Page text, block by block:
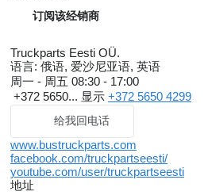
订阅该经销商
Truckparts Eesti OÜ.
语言: 俄语, 爱沙尼亚语, 英语
周一 - 周五 08:30 - 17:00
+372 5650... 显示 +372 5650 4299
给我回电话
www.bustruckparts.com
facebook.com/truckpartseesti/
youtube.com/user/truckpartseesti
地址